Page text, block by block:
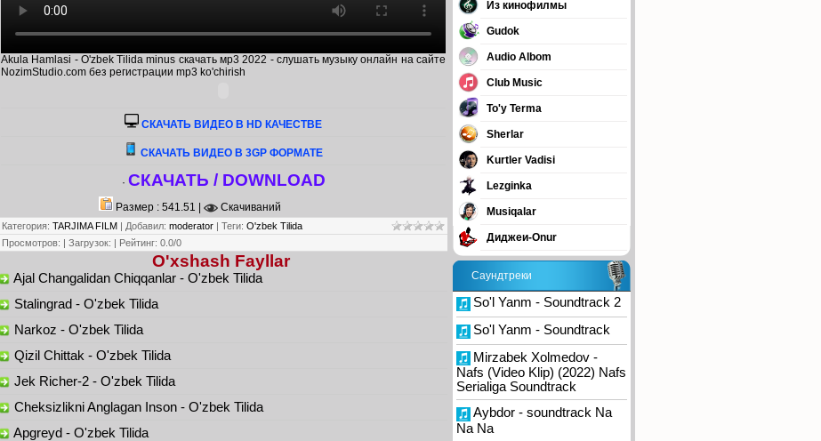
Akula Hamlasi - O'zbek Tilida minus скачать мр3 2022 - слушать музыку онлайн на сайте
NozimStudio.com без регистрации mp3 ko'chirish
CКАЧАТЬ ВИДЕО В HD КАЧЕСТВЕ
СКАЧАТЬ ВИДЕО В 3GP ФОРМАТЕ
· СКАЧАТЬ / DOWNLOAD
Размер : 541.51 | Скачиваний
Категория: TARJIMA FILM | Добавил: moderator | Теги: O'zbek Tilida
Просмотров: | Загрузок: | Рейтинг: 0.0/0
O'xshash Fayllar
Ajal Changalidan Chiqqanlar - O'zbek Tilida
Stalingrad - O'zbek Tilida
Narkoz - O'zbek Tilida
Qizil Chittak - O'zbek Tilida
Jek Richer-2 - O'zbek Tilida
Cheksizlikni Anglagan Inson - O'zbek Tilida
Apgreyd - O'zbek Tilida
Из кинофилмы
Gudok
Audio Albom
Club Music
To'y Terma
Sherlar
Kurtler Vadisi
Lezginka
Musiqalar
Диджеи-Onur
Саундтреки
So'l Yanm - Soundtrack 2
So'l Yanm - Soundtrack
Mirzabek Xolmedov -
Nafs (Video Klip) (2022) Nafs
Serialiga Soundtrack
Aybdor - soundtrack Na
Na Na